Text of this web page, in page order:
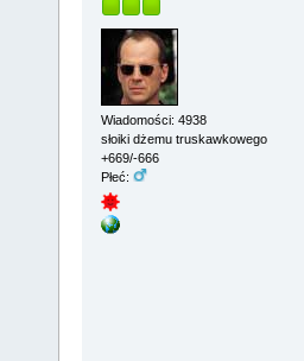
Wiadomości: 4938
słoiki dżemu truskawkowego
+669/-666
Płeć: